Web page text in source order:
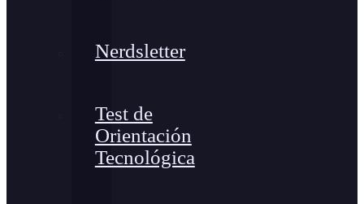
Nerdsletter
Test de
Orientación
Tecnológica